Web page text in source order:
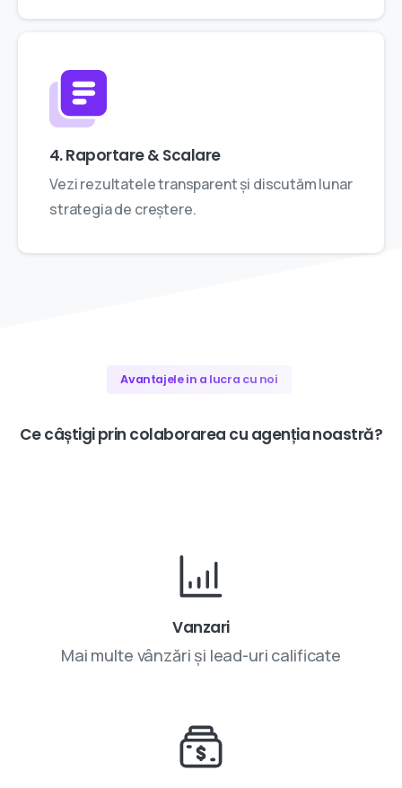
4. Raportare & Scalare
Vezi rezultatele transparent și discutăm lunar
strategia de creștere.
Avantajele in a lucra cu noi
Cecâștigiprin colaborarea cu agențianoastră?
Vanzari
Mai multe vânzări și lead-uri calificate